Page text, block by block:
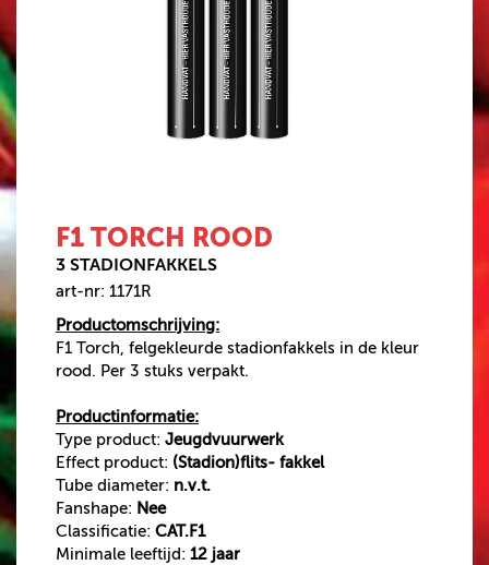
STADIONFAKKEL
CAT.F1 VUURWERK
BOMB BAGS
500 GRAM
AANBIEDINGEN
VUURWERK
BESTELLEN
VUURWERK AFHALEN
VUURWERKBONNEN
F1 TORCH ROOD
3 STADIONFAKKELS
art-nr: 1171R
Productomschrijving:
F1 Torch, felgekleurde stadionfakkels in de kleur
rood. Per 3 stuks verpakt.
Productinformatie:
Type product: Jeugdvuurwerk
Effect product: (Stadion)flits- fakkel
Tube diameter: n.v.t.
Fanshape: Nee
Classificatie: CAT.F1
Minimale leeftijd: 12 jaar